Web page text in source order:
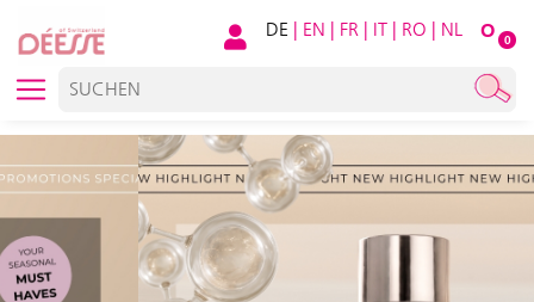
O 0
DE | EN | FR | IT | RO | NL